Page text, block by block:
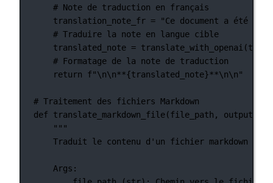
# Note de traduction en français
translation_note_fr =
"Ce document a été
# Traduire la note en langue cible
translated_note =
# Formatage de la note de traduction
return
f"\n\n**{translated_note}**\n\n"
# Traitement des fichiers Markdown
def
translate_markdown_file(file_path,
"""
Traduit le contenu d'un fichier markdown
Args: